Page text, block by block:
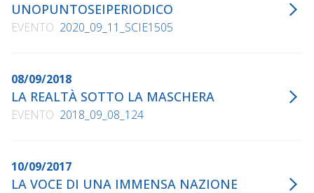
UNOPUNTOSEIPERIODICO
EVENTO 2020_09_11_SCIE1505
08/09/2018
LA REALTÀ SOTTO LA MASCHERA
EVENTO 2018_09_08_124
10/09/2017
LA VOCE DI UNA IMMENSA NAZIONE